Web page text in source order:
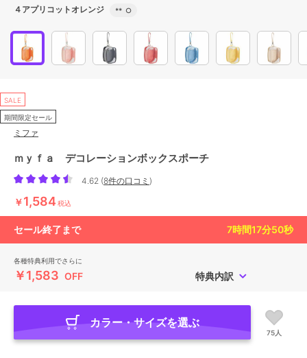
４アプリコットオレンジ ** ○
SALE
期間限定セール
ミファ
ｍｙｆａ デコレーションボックスポーチ
4.62 (8件の口コミ )
￥1,584 税込
セール終了まで 7時間17分49秒
各種特典利用でさらに
￥1,583 OFF 特典内訳
カラー・サイズを選ぶ
75人